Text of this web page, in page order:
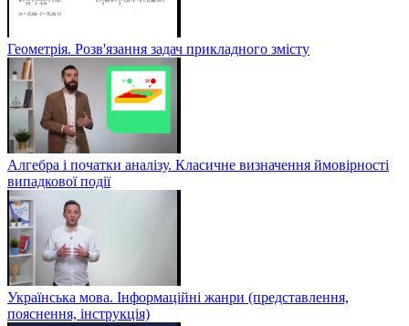
Геометрія. Розв'язання задач прикладного змісту
Алгебра і початки аналізу. Класичне визначення ймовірності
випадкової події
Українська мова. Інформаційні жанри (представлення,
пояснення, інструкція)